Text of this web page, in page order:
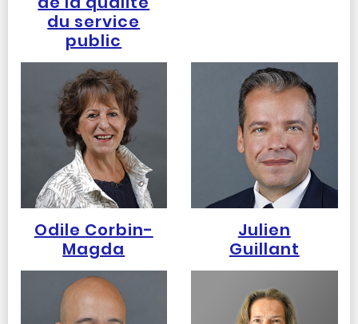
du service
public
Odile Corbin-
Magda
Julien
Guillant